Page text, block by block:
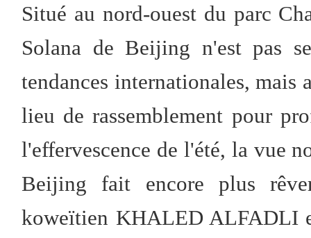
Situé au nord-ouest du parc
Solana de Beijing n'est pas
tendances internationales, mais
lieu de rassemblement pour
l'effervescence de l'été, la vue
Beijing fait encore plus
koweïtien KHALED ALFADLI